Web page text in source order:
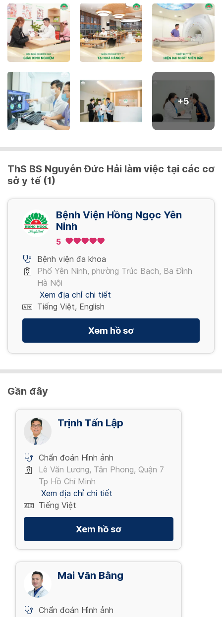
16,500,000 VND/ Gói
Nội soi dạ dày NBI mê
2,480,000 VND/ Gói
2,400,000 VND/ Gói
Nội soi đại tràng NBI mê (đã bao gồm thụt
tháo)
3,200,000 VND/ Gói
Nội soi tiêu hóa NBI (đã bao gồm thụt tháo)
4,080,000 VND/ Gói
Nội soi tiêu hóa NBI mê (đã bao gồm thụt
5,280,000 VND/ Gói
+5
ThS BS Nguyễn Đức Hải làm việc tại các cơ
sở y tế (1)
Bệnh Viện Hồng Ngọc Yên
Ninh
5
Bệnh viện đa khoa
Phố Yên Ninh, phường Trúc Bạch, Ba Đình
Hà Nội
Xem địa chỉ chi tiết
Tiếng Việt, English
Xem hồ sơ
Gần đây
Trịnh Tấn Lập
Chẩn đoán Hình ảnh
Lê Văn Lương, Tân Phong, Quận 7
Tp Hồ Chí Minh
Xem địa chỉ chi tiết
Tiếng Việt
Xem hồ sơ
Mai Văn Bằng
Chẩn đoán Hình ảnh